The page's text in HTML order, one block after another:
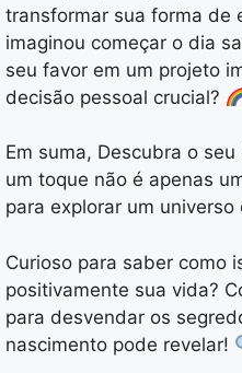
transformar sua forma de
imaginou começar o dia
seu favor em um projeto
decisão pessoal crucial?
Em suma, Descubra o
um toque não é apenas
para explorar um
Curioso para saber como
positivamente sua vida?
para desvendar os
nascimento pode revelar!